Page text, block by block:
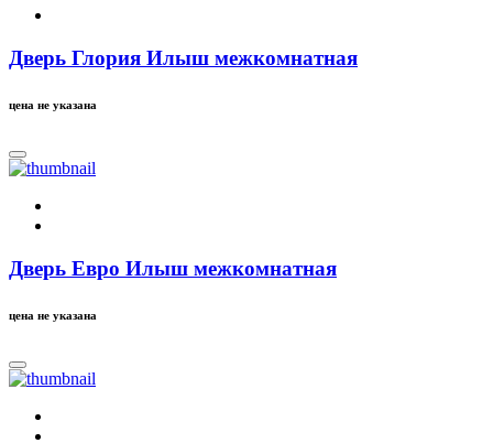
Дверь Глория Илыш межкомнатная
цена не указана
Дверь Евро Илыш межкомнатная
цена не указана